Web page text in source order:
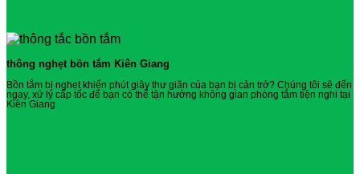
thông nghẹt bồn tắm Kiên Giang
Bồn tắm bị nghẹt khiến phút giây thư giãn của bạn bị cản trở? Chúng tôi sẽ đến
ngay, xử lý cấp tốc để bạn có thể tận hưởng không gian phòng tắm tiện nghi tại
Kiên Giang